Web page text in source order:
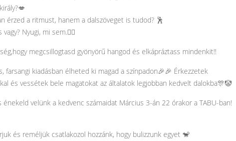
érzed a ritmust, hanem a dalszöveget is tudod? 🕺
Nyugi, mi sem.🤷‍♂️
megcsillogtasd gyönyörű hangod és elkápráztass mindenkit‼️
farsangi kiadásban élheted ki magad a színpadon🎉🎉 Érkezzetek
és vessétek bele magatokat az általatok legjobban kedvelt dalokba🎊🤡
énekeld velünk a kedvenc számaidat Március 3-án 22 órakor a TABU-ban!
és reméljük csatlakozol hozzánk, hogy bulizzunk egyet 🐒